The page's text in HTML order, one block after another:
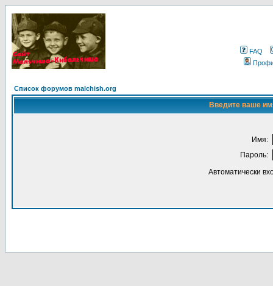
FAQ
Список форумов malchish.org
Введите ваше
Имя:
Пароль:
Автоматически